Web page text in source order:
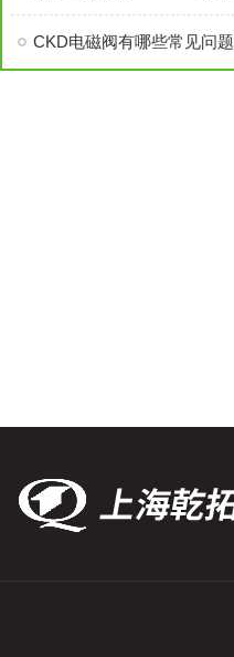
CKD电磁阀有哪些常见问题